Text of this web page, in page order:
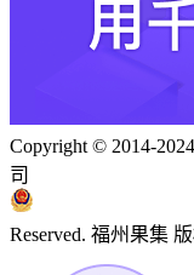
Copyright © 2014-
司
Reserved. 福州果集